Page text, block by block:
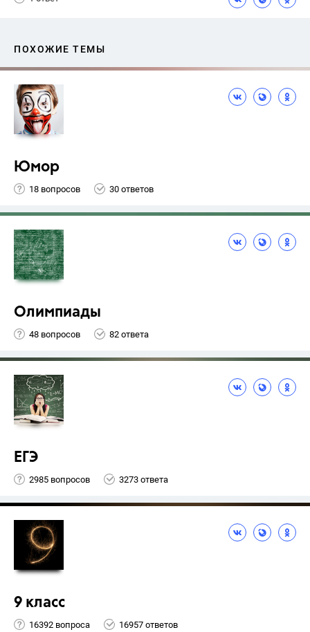
ПОХОЖИЕ ТЕМЫ
Юмор
18 вопросов 30 ответов
Олимпиады
48 вопросов 82 ответа
ЕГЭ
2985 вопросов 3273 ответа
9 класс
16392 вопроса 16957 ответов